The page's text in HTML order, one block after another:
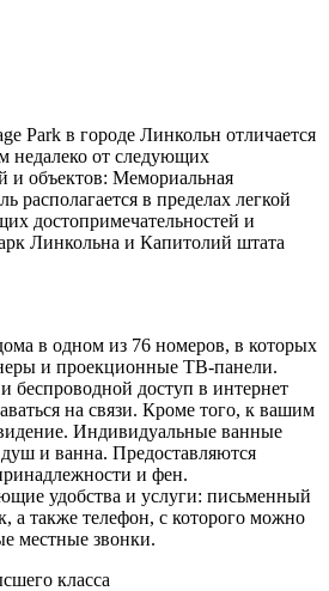
Park в городе Линкольн отличается
недалеко от следующих
и объектов: Мемориальная
располагается в пределах легкой
достопримечательностей и
Линкольна и Капитолий штата
в одном из 76 номеров, в которых
и проекционные ТВ-панели.
беспроводной доступ в интернет
на связи. Кроме того, к вашим
Индивидуальные ванные
и ванна. Предоставляются
и фен.
удобства и услуги: письменный
а также телефон, с которого можно
местные звонки.
класса